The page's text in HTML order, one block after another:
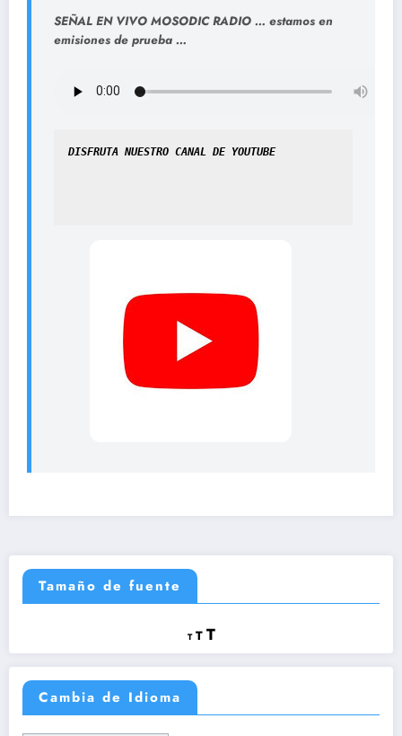
SEÑAL EN VIVO MOSODIC RADIO … estamos en
emisiones de prueba …
DISFRUTA NUESTRO CANAL DE YOUTUBE
Tamaño de fuente
T
Reducir
tamaño
de
fuente.
TRestablecer
de
TAumentar
tamaño
fuente.
Cambia de Idioma